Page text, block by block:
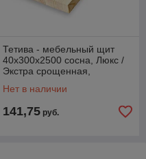
Тетива - мебельный щит
40х300х2500 сосна, Люкс /
Экстра срощенная,
Нет в наличии
141,75 руб.